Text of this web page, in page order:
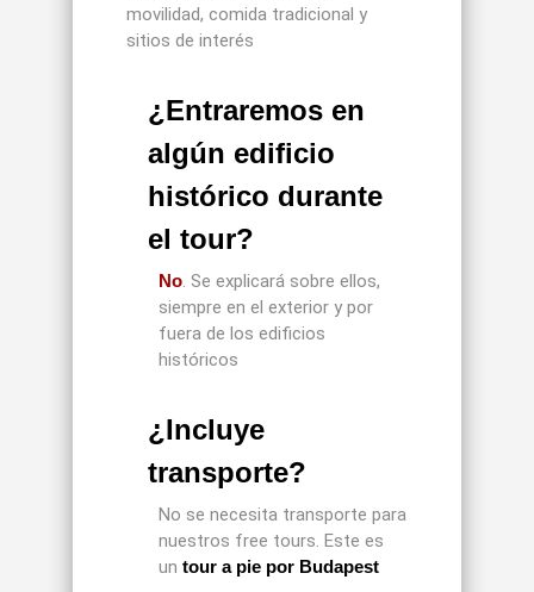
movilidad, comida tradicional y
sitios de interés
¿Entraremos en
algún edificio
histórico durante
el tour?
No . Se explicará sobre ellos,
siempre en el exterior y por
fuera de los edificios
históricos
¿Incluye
transporte?
No se necesita transporte para
nuestros free tours. Este es
untour a pie por Budapest